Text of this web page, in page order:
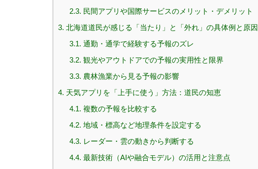
2.3. 民間アプリや国際サービスのメリット・デメリット
3. 北海道道民が感じる「当たり」と「外れ」の具体例と原因
3.1. 通勤・通学で経験する予報のズレ
3.2. 観光やアウトドアでの予報の実用性と限界
3.3. 農林漁業から見る予報の影響
4. 天気アプリを「上手に使う」方法：道民の知恵
4.1. 複数の予報を比較する
4.2. 地域・標高など地理条件を設定する
4.3. レーダー・雲の動きから判断する
4.4. 最新技術（AIや融合モデル）の活用と注意点